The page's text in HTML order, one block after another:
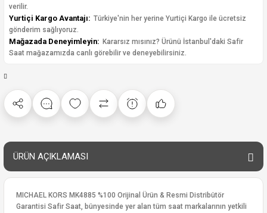
verilir.
Yurtiçi Kargo Avantajı: Türkiye'nin her yerine Yurtiçi Kargo ile ücretsiz
gönderim sağlıyoruz.
Mağazada Deneyimleyin: Kararsız mısınız? Ürünü İstanbul'daki Safir
Saat mağazamızda canlı görebilir ve deneyebilirsiniz.
ÜRÜN AÇIKLAMASI
MICHAEL KORS MK4885 %100 Orijinal Ürün & Resmi Distribütör
Garantisi Safir Saat, bünyesinde yer alan tüm saat markalarının yetkili